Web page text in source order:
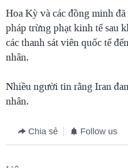
Hoa Kỳ và các đồng minh
pháp trừng phạt kinh tế sau
các thanh sát viên quốc tế
nhân.
Nhiều người tin rằng Iran
nhân.
Chia sẻ Follow us